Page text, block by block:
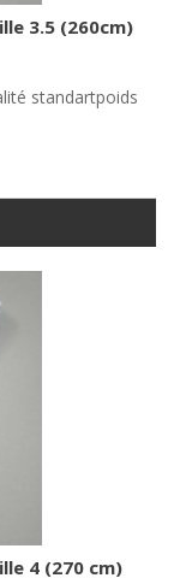
3.5 (260cm)
standartpoids
4 (270 cm)